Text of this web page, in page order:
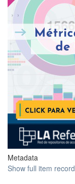
Metadata
Show full item record